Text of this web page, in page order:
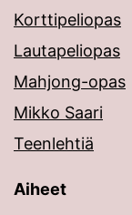
Korttipeliopas
Lautapeliopas
Mahjong-opas
Mikko Saari
Teenlehtiä
Aiheet